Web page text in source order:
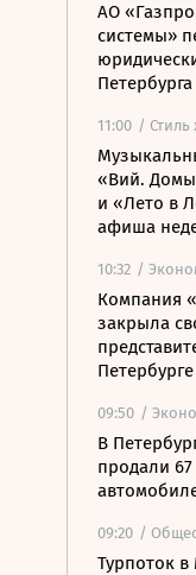
АО
системы»
11:00 / Стиль
«Вий.
и «Лето в
афиша
10:32 /
Компания
закрыла
Петербурге
09:50 /
В
продали
09:20 /
Турпоток